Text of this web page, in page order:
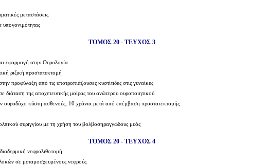
μεταστάσεις
υπογονιμότητας
ΤΟΜΟΣ 20 - ΤΕΥΧΟΣ 3
εφαρμογή στην Oυρολογία
ριζική προστατεκτομή
προφύλαξη από τις υποτροπιάζουσες κυστίτιδες στις γυναίκες
διάταση της αποχετευτικής μοίρας του ανώτερου ουροποιητικού
ουροδόχο κύστη ασθενούς, 10 χρόνια μετά από επέμβαση προστατεκτομής
συριγγίου με τη χρήση του βολβοσηραγγώδους μυός
ΤΟΜΟΣ 20 - ΤΕΥΧΟΣ 4
νεφρολιθοτομή
σε μεταμοσχευμένους νεφρούς